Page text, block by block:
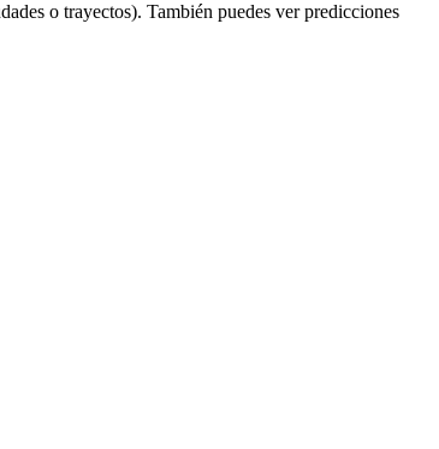
o trayectos). También puedes ver predicciones